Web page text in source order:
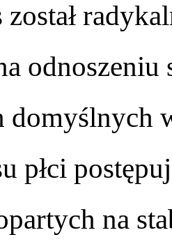
domyślnych
płci
na